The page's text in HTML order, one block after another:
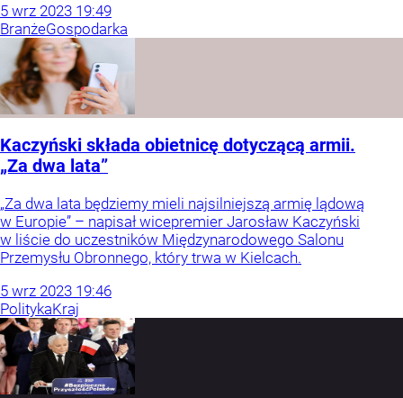
5 wrz 2023 19:49
BranżeGospodarka
Kaczyński składa obietnicę dotyczącą armii.
„Za dwa lata”
„Za dwa lata będziemy mieli najsilniejszą armię lądową
w Europie” – napisał wicepremier Jarosław Kaczyński
w liście do uczestników Międzynarodowego Salonu
Przemysłu Obronnego, który trwa w Kielcach.
5 wrz 2023 19:46
PolitykaKraj